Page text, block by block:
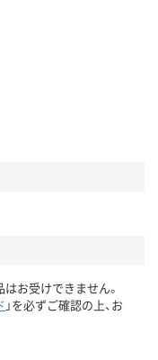
お受けできません。
」を必ずご確認の上、お